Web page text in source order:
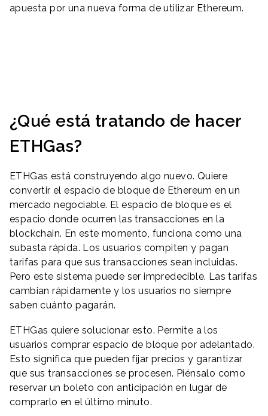
apuesta por una nueva forma de utilizar Ethereum.
¿Qué está tratando de hacer
ETHGas?
ETHGas está construyendo algo nuevo. Quiere
convertir el espacio de bloque de Ethereum en un
mercado negociable. El espacio de bloque es el
espacio donde ocurren las transacciones en la
blockchain. En este momento, funciona como una
subasta rápida. Los usuarios compiten y pagan
tarifas para que sus transacciones sean incluidas.
Pero este sistema puede ser impredecible. Las tarifas
cambian rápidamente y los usuarios no siempre
saben cuánto pagarán.
ETHGas quiere solucionar esto. Permite a los
usuarios comprar espacio de bloque por adelantado.
Esto significa que pueden fijar precios y garantizar
que sus transacciones se procesen. Piénsalo como
reservar un boleto con anticipación en lugar de
comprarlo en el último minuto.